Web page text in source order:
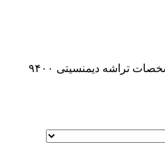
/ مشخصات تراشه دیمنسیتی ۹۴۰۰